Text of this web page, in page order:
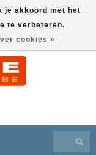
je akkoord met het
te verbeteren.
cookies »